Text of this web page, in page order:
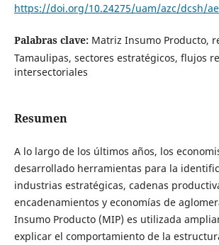
https://doi.org/10.24275/uam/azc/dcsh/
Palabras clave: Matriz Insumo Producto,
Tamaulipas, sectores estratégicos, flujos
intersectoriales
Resumen
A lo largo de los últimos años, los
desarrollado herramientas para la
industrias estratégicas, cadenas
encadenamientos y economías de
Insumo Producto (MIP) es utilizada
explicar el comportamiento de la